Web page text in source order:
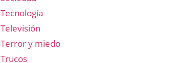
Tecnología
Televisión
Terror y miedo
Trucos